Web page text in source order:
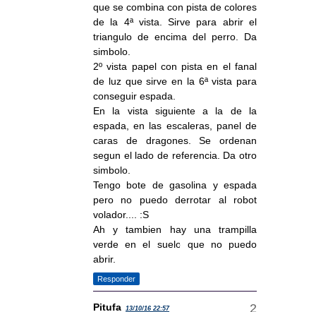
que se combina con pista de colores
de la 4ª vista. Sirve para abrir el
triangulo de encima del perro. Da
simbolo.
2º vista papel con pista en el fanal
de luz que sirve en la 6ª vista para
conseguir espada.
En la vista siguiente a la de la
espada, en las escaleras, panel de
caras de dragones. Se ordenan
segun el lado de referencia. Da otro
simbolo.
Tengo bote de gasolina y espada
pero no puedo derrotar al robot
volador.... :S
Ah y tambien hay una trampilla
verde en el suelo que no puedo
abrir.
Responder
Pitufa 13/10/16 22:57